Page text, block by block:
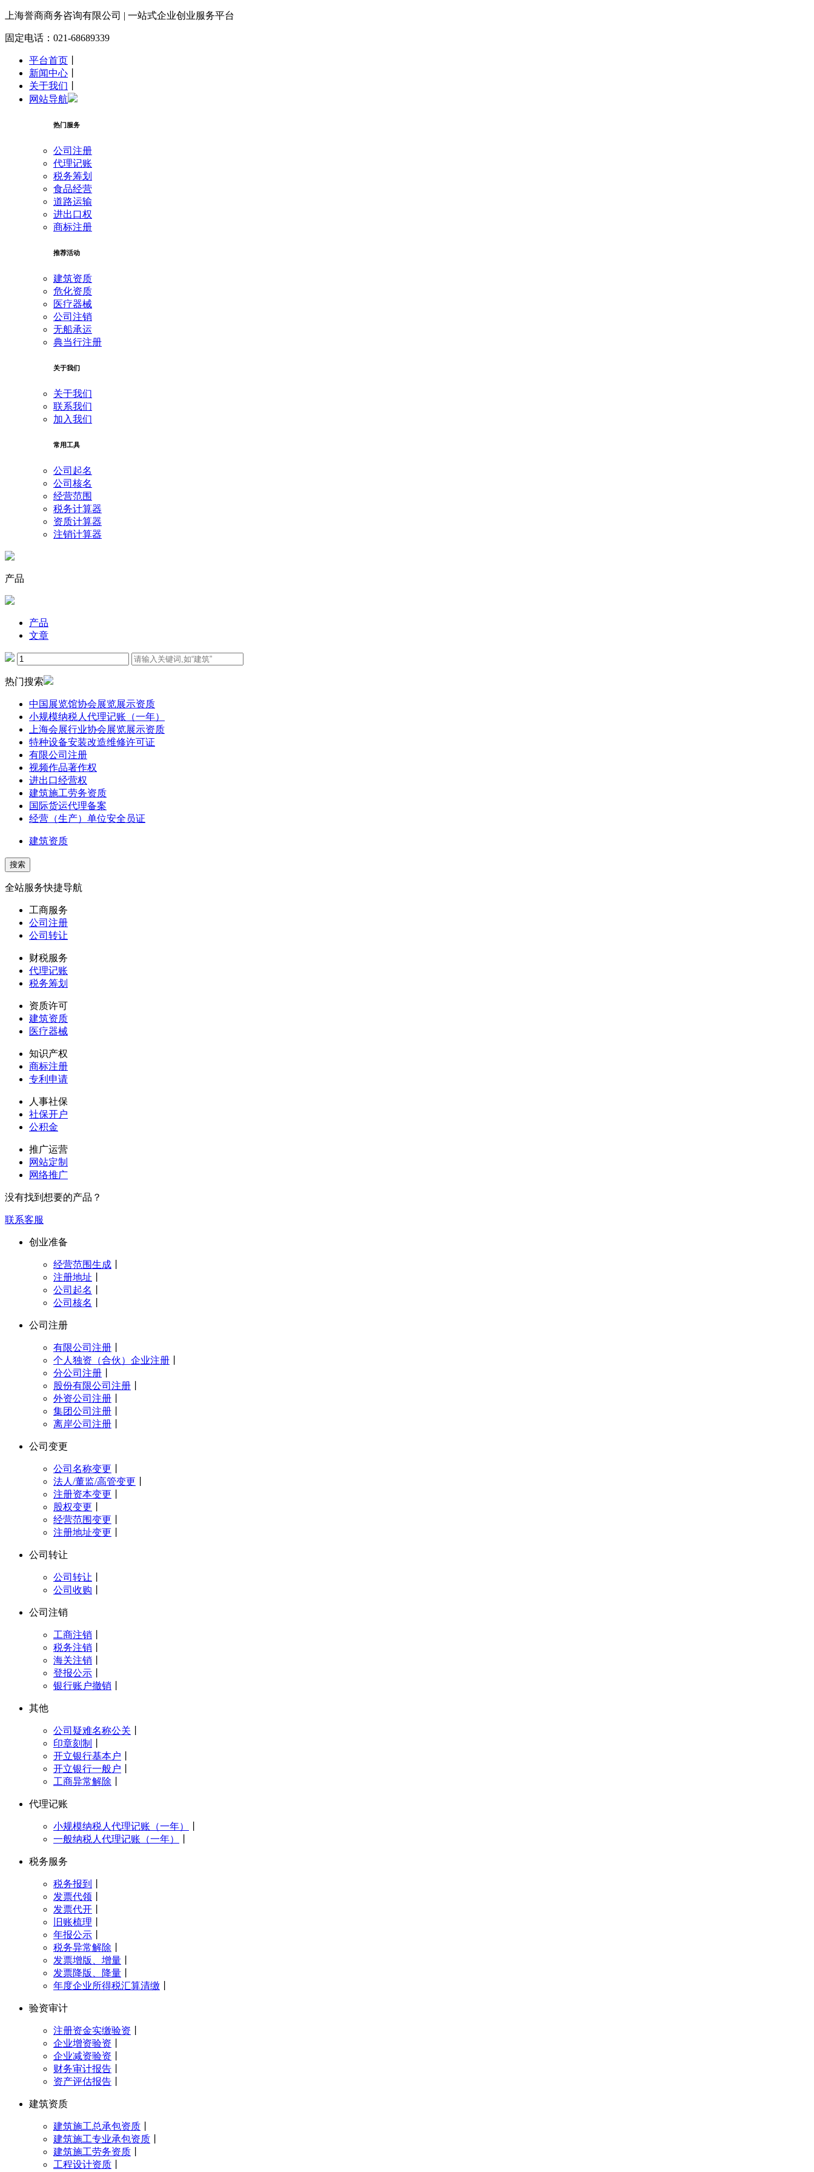
上海誉商商务咨询有限公司 | 一站式企业创业服务平台
固定电话：021-68689339
平台首页
新闻中心
关于我们
网站导航
热门服务
公司注册
代理记账
税务筹划
食品经营
道路运输
进出口权
商标注册
推荐活动
建筑资质
危化资质
医疗器械
公司注销
无船承运
典当行注册
关于我们
关于我们
联系我们
加入我们
常用工具
公司起名
公司核名
经营范围
税务计算器
资质计算器
注销计算器
产品
产品
文章
热门搜索
中国展览馆协会展览展示资质
小规模纳税人代理记账（一年）
上海会展行业协会展览展示资质
特种设备安装改造维修许可证
有限公司注册
视频作品著作权
进出口经营权
建筑施工劳务资质
国际货运代理备案
经营（生产）单位安全员证
建筑资质
全站服务快捷导航
工商服务
公司注册
公司转让
财税服务
代理记账
税务筹划
资质许可
建筑资质
医疗器械
知识产权
商标注册
专利申请
人事社保
社保开户
公积金
推广运营
网站定制
网络推广
没有找到想要的产品？
联系客服
创业准备
经营范围生成
注册地址
公司起名
公司核名
公司注册
有限公司注册
个人独资（合伙）企业注册
分公司注册
股份有限公司注册
外资公司注册
集团公司注册
离岸公司注册
公司变更
公司名称变更
法人/董监/高管变更
注册资本变更
股权变更
经营范围变更
注册地址变更
公司转让
公司转让
公司收购
公司注销
工商注销
税务注销
海关注销
登报公示
银行账户撤销
其他
公司疑难名称公关
印章刻制
开立银行基本户
开立银行一般户
工商异常解除
代理记账
小规模纳税人代理记账（一年）
一般纳税人代理记账（一年）
税务服务
税务报到
发票代领
发票代开
旧账梳理
年报公示
税务异常解除
发票增版、增量
发票降版、降量
年度企业所得税汇算清缴
验资审计
注册资金实缴验资
企业增资验资
企业减资验资
财务审计报告
资产评估报告
建筑资质
建筑施工总承包资质
建筑施工专业承包资质
建筑施工劳务资质
工程设计资质